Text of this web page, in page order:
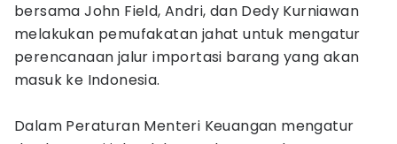
bersama John Field, Andri, dan Dedy Kurniawan
melakukan pemufakatan jahat untuk mengatur
perencanaan jalur importasi barang yang akan
masuk ke Indonesia.
Dalam Peraturan Menteri Keuangan mengatur